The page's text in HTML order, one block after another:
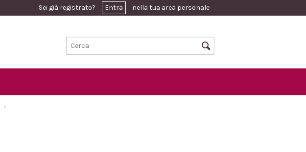
Sei già registrato? Entra nella tua area personale